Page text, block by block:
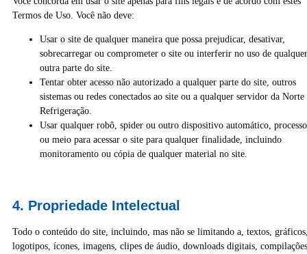
Termos de Uso. Você não deve:
Usar o site de qualquer maneira que possa prejudicar, desativar,
sobrecarregar ou comprometer o site ou interferir no uso de qualquer
outra parte do site.
Tentar obter acesso não autorizado a qualquer parte do site, outros
sistemas ou redes conectados ao site ou a qualquer servidor da Norte
Refrigeração.
Usar qualquer robô, spider ou outro dispositivo automático, processo
ou meio para acessar o site para qualquer finalidade, incluindo
monitoramento ou cópia de qualquer material no site.
4. Propriedade Intelectual
Todo o conteúdo do site, incluindo, mas não se limitando a, textos,
logotipos, ícones, imagens, clipes de áudio, downloads digitais, compilações